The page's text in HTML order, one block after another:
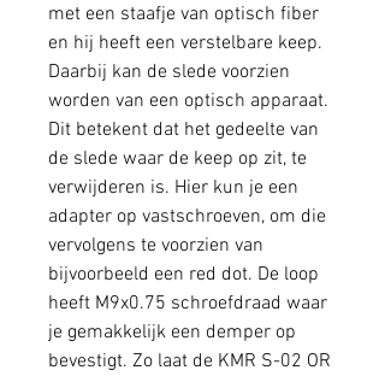
met een staafje van optisch fiber
en hij heeft een verstelbare keep.
Daarbij kan de slede voorzien
worden van een optisch apparaat.
Dit betekent dat het gedeelte van
de slede waar de keep op zit, te
verwijderen is. Hier kun je een
adapter op vastschroeven, om die
vervolgens te voorzien van
bijvoorbeeld een red dot. De loop
heeft M9x0.75 schroefdraad waar
je gemakkelijk een demper op
bevestigt. Zo laat de KMR S-02 OR